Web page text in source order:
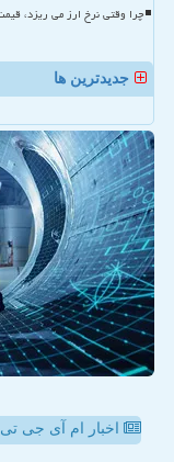
چرا وقتی نرخ ارز می ریزد،
جدیدترین ها
اخبار ام آی جی تی